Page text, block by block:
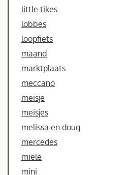
little tikes
lobbes
loopfiets
maand
marktplaats
meccano
meisje
meisjes
melissa en doug
mercedes
miele
mini